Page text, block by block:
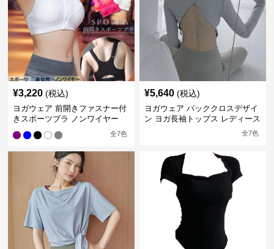
¥3,220 (税込)
ヨガウェア 前開きファスナー付
きスポーツブラ ノンワイヤー
全7色
¥5,640 (税込)
ヨガウェア バッククロスデザイ
ン ヨガ長袖トップス レディース
全7色